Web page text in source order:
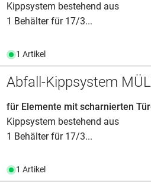
Kippsystem bestehend aus
1 Behälter für 17/3...
1 Artikel
Abfall-Kippsystem
für Elemente mit scharnierten
Kippsystem bestehend aus
1 Behälter für 17/3...
1 Artikel